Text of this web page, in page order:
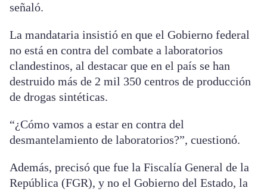
señaló.
La mandataria insistió en que el Gobierno federal
no está en contra del combate a laboratorios
clandestinos, al destacar que en el país se han
destruido más de 2 mil 350 centros de producción
de drogas sintéticas.
“¿Cómo vamos a estar en contra del
desmantelamiento de laboratorios?”, cuestionó.
Además, precisó que fue la Fiscalía General de la
República (FGR), y no el Gobierno del Estado, la